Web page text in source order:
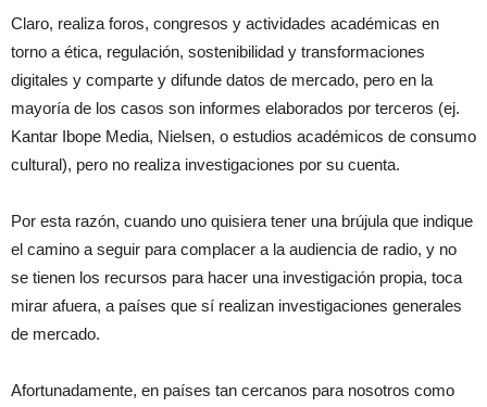
Claro, realiza foros, congresos y actividades académicas en
torno a ética, regulación, sostenibilidad y transformaciones
digitales y comparte y difunde datos de mercado, pero en la
mayoría de los casos son informes elaborados por terceros (ej.
Kantar Ibope Media, Nielsen, o estudios académicos de consumo
cultural), pero no realiza investigaciones por su cuenta.
Por esta razón, cuando uno quisiera tener una brújula que indique
el camino a seguir para complacer a la audiencia de radio, y no
se tienen los recursos para hacer una investigación propia, toca
mirar afuera, a países que sí realizan investigaciones generales
de mercado.
Afortunadamente, en países tan cercanos para nosotros como